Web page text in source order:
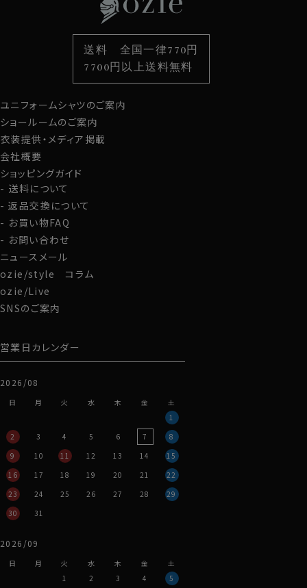
袖・カフス型から選ぶ
色から選ぶ
柄から選ぶ
スタイルから選ぶ
カジュアルシャツ
定番シャツ
カフスボタン
サスペンダー
財布・名刺入れ
バッグ
ストール・マフラー
グローブ
ユニフォームシャツのご案内
ショールームのご案内
衣装提供・メディア掲載
会社概要
ショッピングガイド
送料について
返品交換について
お買い物FAQ
お問い合わせ
ニュースメール
ozie/style コラム
ozie/Live
SNSのご案内
営業日カレンダー
2026/08
日 月 火 水 木 金
土
1
2
3 4 5 6 7
8
9
10 11 12 13 14
15
16
17 18 19 20 21
22
23
24 25 26 27 28
29
30
31
2026/09
日 月 火 水 木 金
土
1
2 3 4 5
送料 全国一律770円
7700円以上送料無料